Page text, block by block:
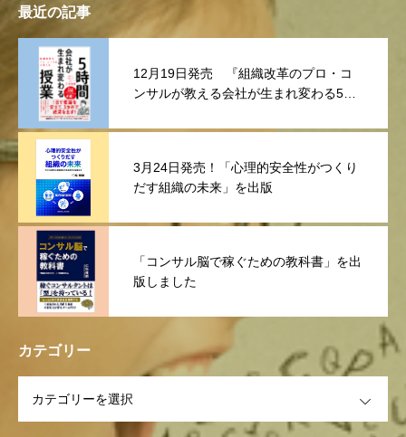
最近の記事
12月19日発売 『組織改革のプロ・コ
ンサルが教える会社が生まれ変わる5時
3月24日発売！「心理的安全性がつくり
だす組織の未来」を出版
「コンサル脳で稼ぐための教科書」を出
版しました
カテゴリー